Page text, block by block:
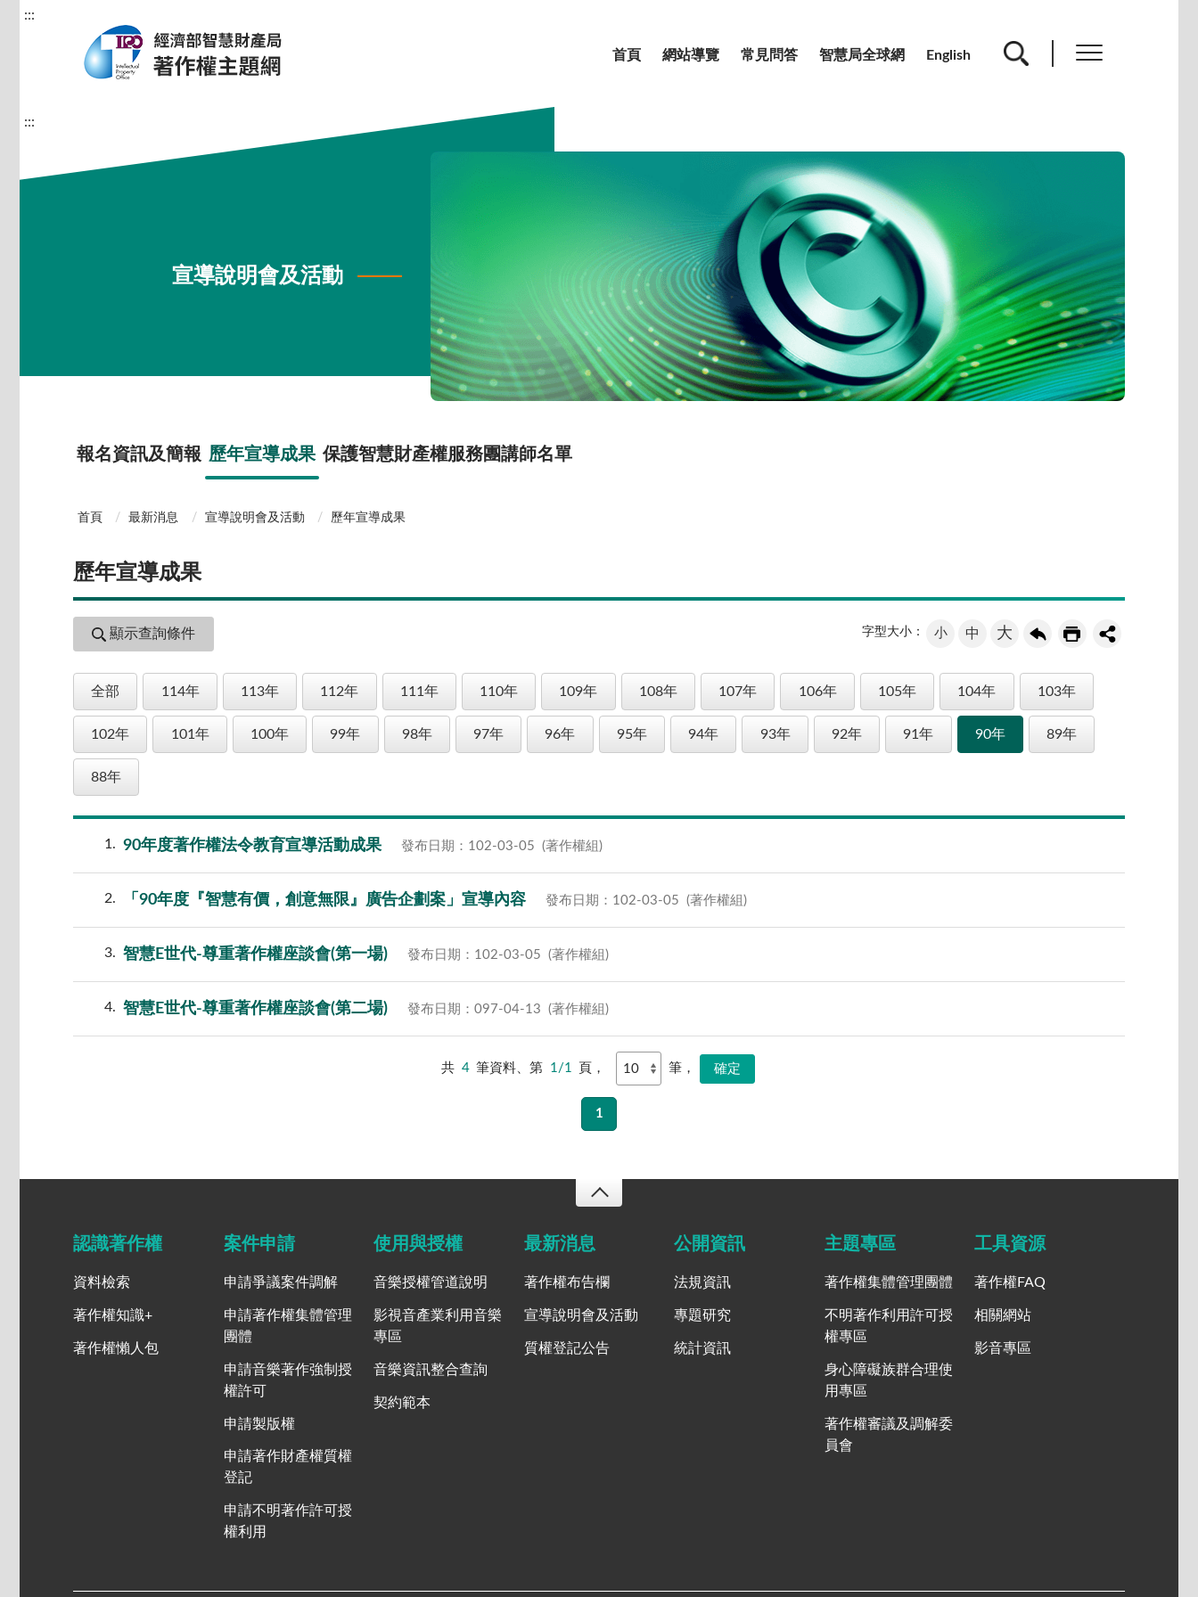
:::
首頁 網站導覽 常見問答 智慧局全球網 English
:::
宣導說明會及活動
報名資訊及簡報 歷年宣導成果 保護智慧財產權服務團講師名單
首頁 最新消息 宣導說明會及活動 歷年宣導成果
歷年宣導成果
顯示查詢條件 字型大小： 小 中 大
全部 114年 113年 112年 111年 110年 109年 108年 107年 106年 105年 104年 103年
102年 101年 100年 99年 98年 97年 96年 95年 94年 93年 92年 91年 90年 89年
88年
1 90年度著作權法令教育宣導活動成果 發布日期：102-03-05 (著作權組)
2 「90年度『智慧有價，創意無限』廣告企劃案」宣導內容 發布日期：102-03-05 (著作權組)
3 智慧E世代-尊重著作權座談會(第一場) 發布日期：102-03-05 (著作權組)
4 智慧E世代-尊重著作權座談會(第二場) 發布日期：097-04-13 (著作權組)
共 4 筆資料、第 1/1 頁， 筆，
1
認識著作權
資料檢索
著作權知識+
著作權懶人包
案件申請
申請爭議案件調解
申請著作權集體管理
團體
申請音樂著作強制授
權許可
申請製版權
申請著作財產權質權
登記
申請不明著作許可授
權利用
使用與授權
音樂授權管道說明
影視音產業利用音樂
專區
音樂資訊整合查詢
契約範本
最新消息
著作權布告欄
宣導說明會及活動
質權登記公告
公開資訊
法規資訊
專題研究
統計資訊
主題專區
著作權集體管理團體
不明著作利用許可授
權專區
身心障礙族群合理使
用專區
著作權審議及調解委
員會
工具資源
著作權FAQ
相關網站
影音專區